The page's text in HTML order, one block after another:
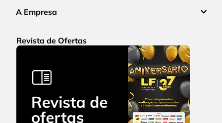
A Empresa
Revista de Ofertas